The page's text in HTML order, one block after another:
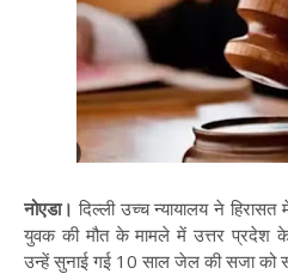
नोएडा। दिल्ली उच्च न्यायालय ने
युवक की मौत के मामले में उत्तर प्रदेश के
उन्हें सुनाई गई 10 साल जेल की सजा को